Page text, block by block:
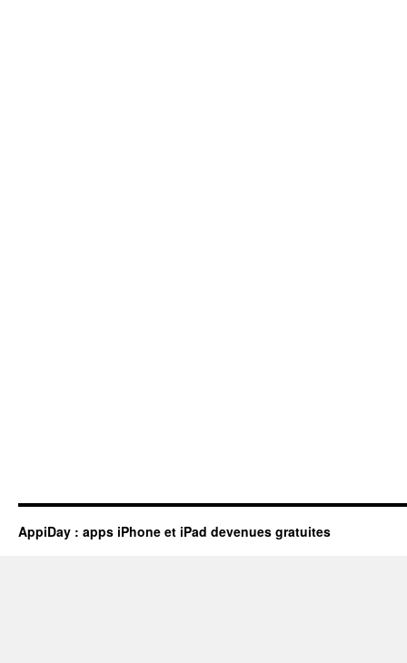
AppiDay : apps iPhone et iPad devenues gratuites